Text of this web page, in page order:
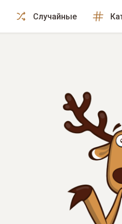
Случайные